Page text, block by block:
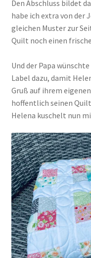
Den Abschluss bildet
habe ich extra von der
gleichen Muster zur
Quilt noch einen
Und der Papa
Label dazu, damit
Gruß auf ihrem
hoffentlich seinen
Helena kuschelt nun